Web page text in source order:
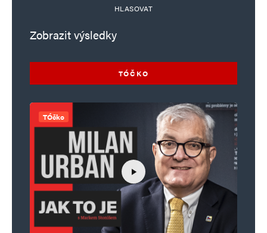
HLASOVAT
Zobrazit výsledky
TÓČKO
TÓčko